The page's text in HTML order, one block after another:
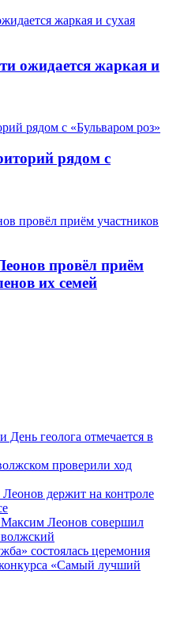
ожидается жаркая и
рядом с
провёл приём
их семей
День геолога отмечается в
проверили ход
держит на контроле
Леонов совершил
состоялась церемония
«Самый лучший